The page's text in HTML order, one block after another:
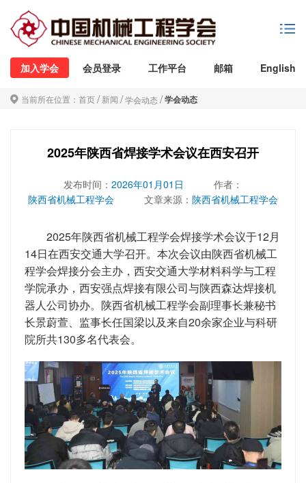
加入学会 会员登录 工作平台 邮箱 English
当前所在位置： 首页/ 新闻 /学会动态 /学会动态
2025年陕西省焊接学术会议在西安召开
发布时间： 2026年01月01日
作者：
陕西省机械工程学会
文章来源： 陕西省机械工程学会
2025年陕西省机械工程学会焊接学术会议于12月
14日在西安交通大学召开。本次会议由陕西省机械工
程学会焊接分会主办，西安交通大学材料科学与工程
学院承办，西安强点焊接有限公司与陕西森达焊接机
器人公司协办。陕西省机械工程学会副理事长兼秘书
长景蔚萱、监事长任国梁以及来自20余家企业与科研
院所共130多名代表会。